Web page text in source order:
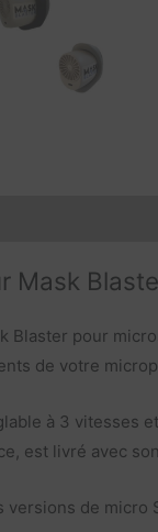
Mask
Blaster pour
de votre
à 3 vitesses
est livré avec
versions de micro